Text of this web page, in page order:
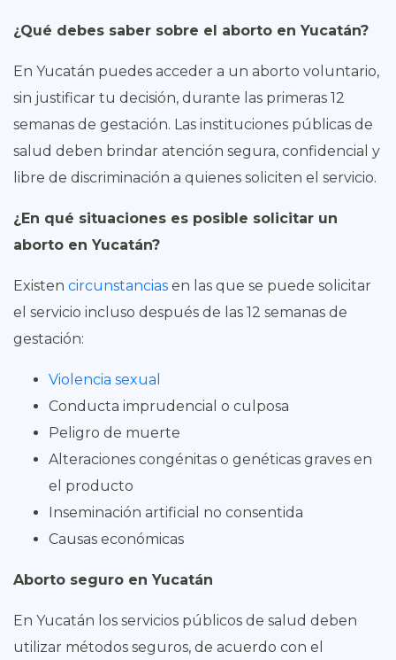
¿Qué debes saber sobre el aborto en Yucatán?
En Yucatán puedes acceder a un aborto voluntario,
sin justificar tu decisión, durante las primeras 12
semanas de gestación. Las instituciones públicas de
salud deben brindar atención segura, confidencial y
libre de discriminación a quienes soliciten el servicio.
¿En qué situaciones es posible solicitar un
aborto en Yucatán?
Existen circunstancias en las que se puede solicitar
el servicio incluso después de las 12 semanas de
gestación:
Violencia sexual
Conducta imprudencial o culposa
Peligro de muerte
Alteraciones congénitas o genéticas graves en
el producto
Inseminación artificial no consentida
Causas económicas
Aborto seguro en Yucatán
En Yucatán los servicios públicos de salud deben
utilizar métodos seguros, de acuerdo con el